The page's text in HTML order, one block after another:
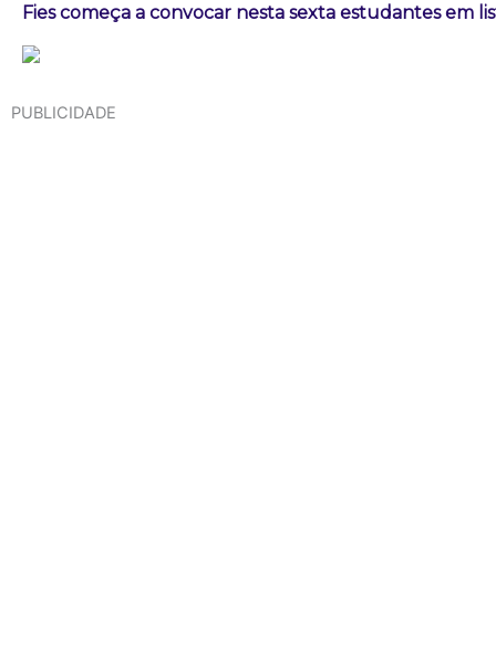
Fies começa a convocar nesta sexta estudantes em
PUBLICIDADE